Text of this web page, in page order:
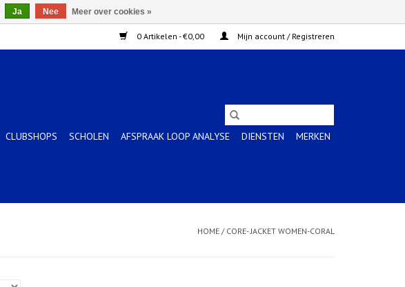
0 Artikelen - €0,00 Mijn account / Registreren
CLUBSHOPS SCHOLEN AFSPRAAK LOOP ANALYSE DIENSTEN MERKEN
HOME / CORE- JACKET WOMEN-CORAL
Ja Nee Meer over cookies »